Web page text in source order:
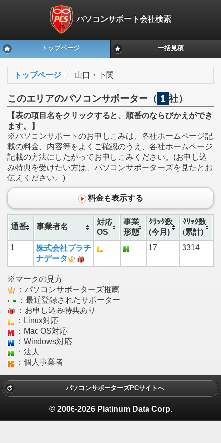
パソコンサポート会社検索
トップページ 一括見積
トップページ 山口・下関
このエリアのパソコンサポーター（ 1 社）
【表の項目名をクリックすると、順番のならびかえができ
ます。】
※パソコンサポートのお申しこみは、各社ホームページ記
載の料金、内容等をよくご確認のうえ、各社ホームページ
記載の方法にしたがってお申しこみください。(お申し込
み特典を受けたい方は、パソコンサポーターズを見たとお
伝えください。)
料金も表示する
通番 事業者名
対応
OS
事業
形態
ｸﾘｯｸ数
(今月)
ｸﾘｯｸ数
(累計)
1
株式会社プラチ
ナデータ
17 3314
※マークの見方
：パソコンサポーターズ推薦
：最近登録されたサポーター
：お申し込み特典あり
：Linux対応
：Mac OS対応
：Windows対応
：法人
：個人事業者
パソコンサポーターズPCサイトへ
© 2006-2026 Platinum Data Corp.